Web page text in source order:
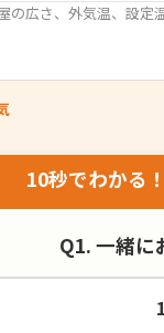
広さ、外気温、設定
10秒でわかる
Q1. 一緒に